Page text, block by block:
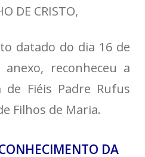
DE CRISTO,
datado do dia 16 de
reconheceu a
de Fiéis Padre Rufus
Filhos de Maria.
DA